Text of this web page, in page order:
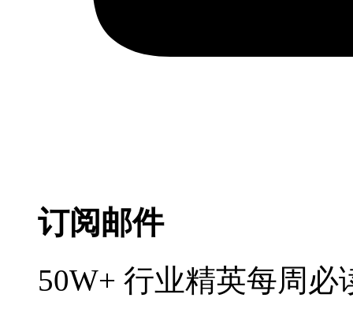
订阅邮件
50W+ 行业精英每周